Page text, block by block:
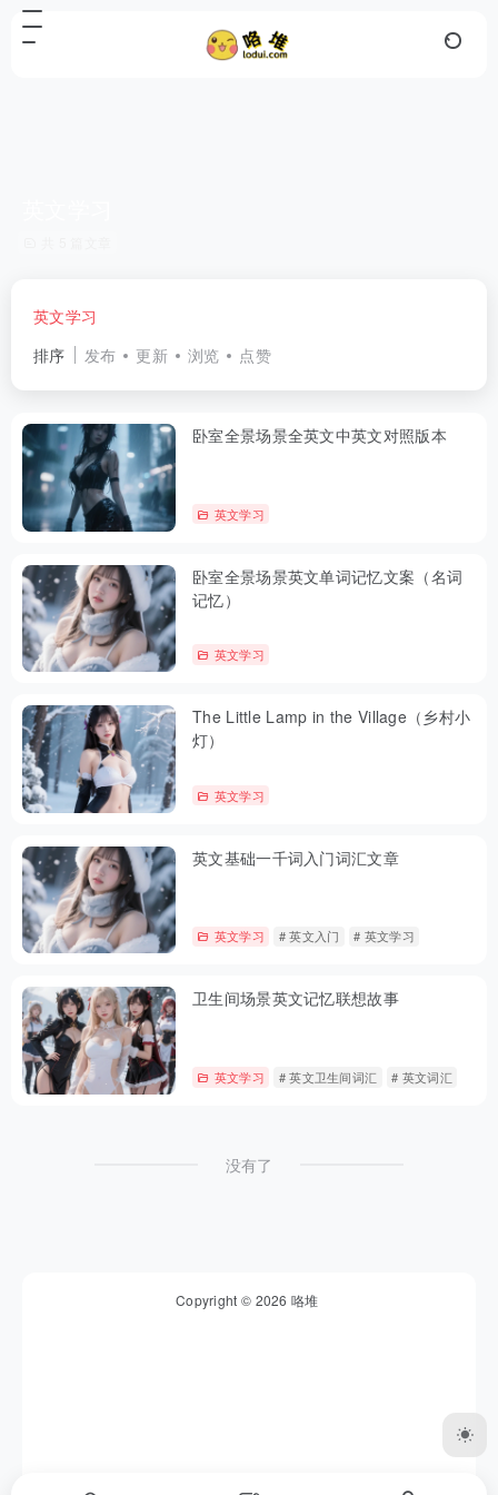
英文学习
排序
发布 更新 浏览 点赞
卧室全景场景全英文中英文对照版本
英文学习
卧室全景场景英文单词记忆文案（名词
记忆）
英文学习
The Little Lamp in the Village（乡村小
灯）
英文学习
英文基础一千词入门词汇文章
英文学习 # 英文入门 # 英文学习
卫生间场景英文记忆联想故事
英文学习 # 英文卫生间词汇 # 英文词汇
没有了
Copyright © 2026咯堆